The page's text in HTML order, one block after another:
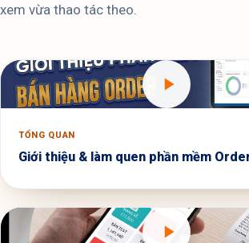
xem vừa thao tác theo.
TỔNG QUAN
Giới thiệu & làm quen phần mềm